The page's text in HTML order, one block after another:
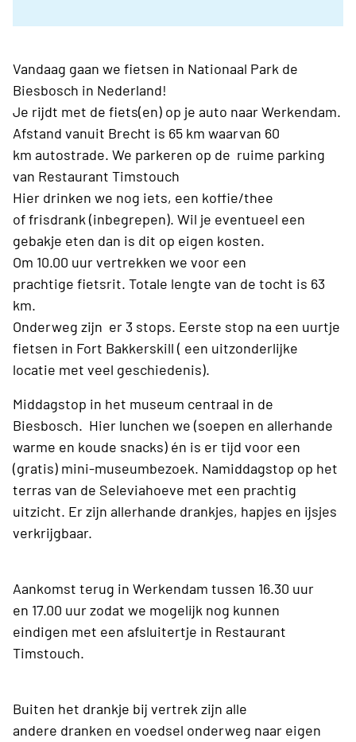
Vandaag gaan we fietsen in Nationaal Park de
Biesbosch in Nederland!
Je rijdt met de fiets(en) op je auto naar Werkendam.
Afstand vanuit Brecht is 65 km waarvan 60
km autostrade. We parkeren op de ruime parking
van Restaurant Timstouch
Hier drinken we nog iets, een koffie/thee
of frisdrank (inbegrepen). Wil je eventueel een
gebakje eten dan is dit op eigen kosten.
Om 10.00 uur vertrekken we voor een
prachtige fietsrit. Totale lengte van de tocht is 63
km.
Onderweg zijn er 3 stops. Eerste stop na een uurtje
fietsen in Fort Bakkerskill ( een uitzonderlijke
locatie met veel geschiedenis).
Middagstop in het museum centraal in de
Biesbosch. Hier lunchen we (soepen en allerhande
warme en koude snacks) én is er tijd voor een
(gratis) mini-museumbezoek. Namiddagstop op het
terras van de Seleviahoeve met een prachtig
uitzicht. Er zijn allerhande drankjes, hapjes en ijsjes
verkrijgbaar.
Aankomst terug in Werkendam tussen 16.30 uur
en 17.00 uur zodat we mogelijk nog kunnen
eindigen met een afsluitertje in Restaurant
Timstouch.
Buiten het drankje bij vertrek zijn alle
andere dranken en voedsel onderweg naar eigen